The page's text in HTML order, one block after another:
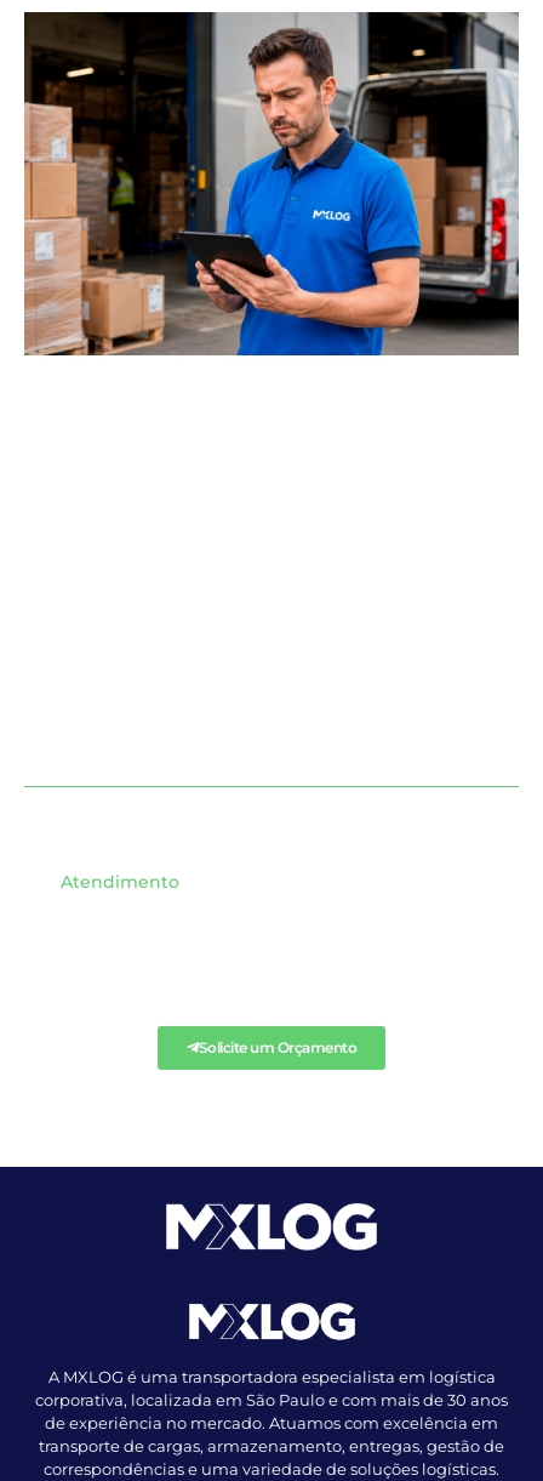
Atendimento
Solicite um Orçamento
A MXLOG é uma transportadora especialista em logística
corporativa, localizada em São Paulo e com mais de 30 anos
de experiência no mercado. Atuamos com excelência em
transporte de cargas, armazenamento, entregas, gestão de
correspondências e uma variedade de soluções logísticas.